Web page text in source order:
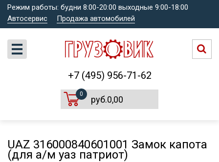
Режим работы: будни 8:00-20:00 выходные 9:00-18:00
Автосервис
Продажа автомобилей
+7 (495) 956-71-62
0
руб.0,00
UAZ 316000840601001 Замок капота
(для а/м уаз патриот)